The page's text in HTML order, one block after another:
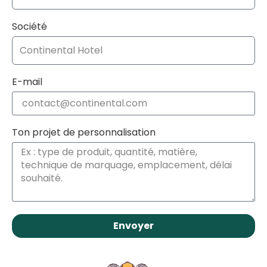
Société
E-mail
Ton projet de personnalisation
Envoyer